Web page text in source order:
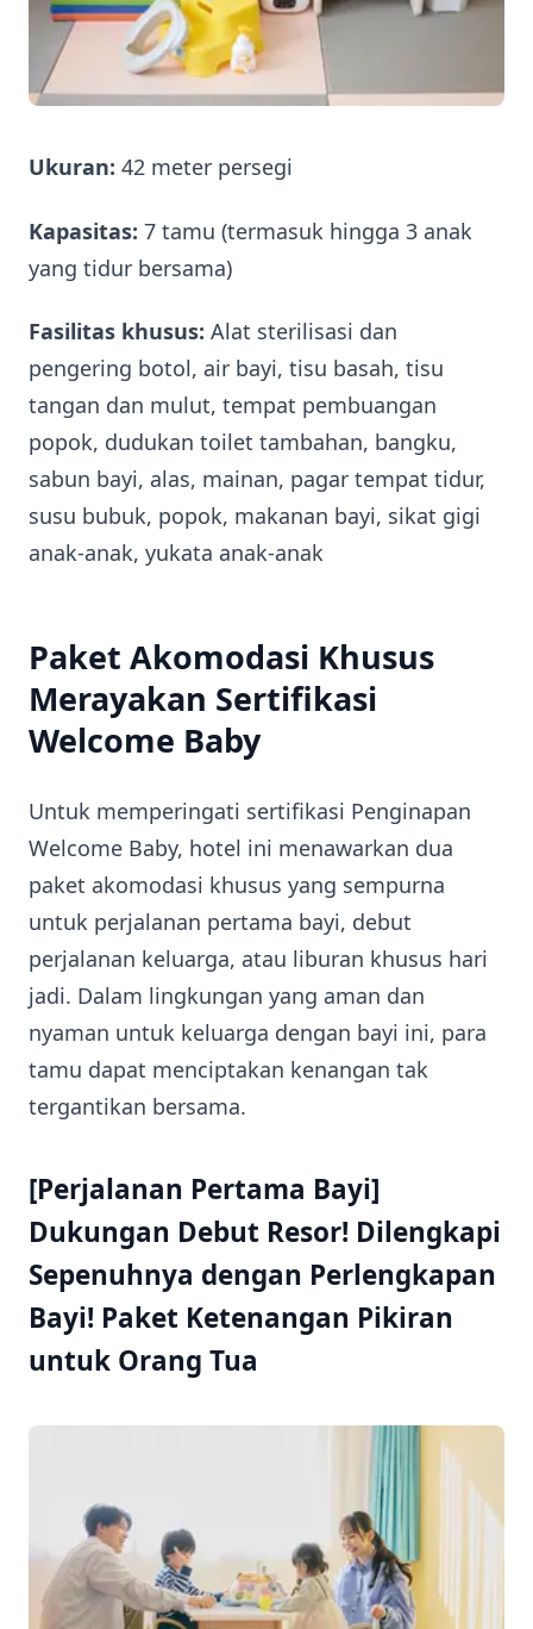
Ukuran: 42 meter persegi
Kapasitas: 7 tamu (termasuk hingga 3 anak
yang tidur bersama)
Fasilitas khusus: Alat sterilisasi dan
pengering botol, air bayi, tisu basah, tisu
tangan dan mulut, tempat pembuangan
popok, dudukan toilet tambahan, bangku,
sabun bayi, alas, mainan, pagar tempat tidur,
susu bubuk, popok, makanan bayi, sikat gigi
anak-anak, yukata anak-anak
Paket Akomodasi Khusus
Merayakan Sertifikasi
Welcome Baby
Untuk memperingati sertifikasi Penginapan
Welcome Baby, hotel ini menawarkan dua
paket akomodasi khusus yang sempurna
untuk perjalanan pertama bayi, debut
perjalanan keluarga, atau liburan khusus hari
jadi. Dalam lingkungan yang aman dan
nyaman untuk keluarga dengan bayi ini, para
tamu dapat menciptakan kenangan tak
tergantikan bersama.
[Perjalanan Pertama Bayi]
Dukungan Debut Resor! Dilengkapi
Sepenuhnya dengan Perlengkapan
Bayi! Paket Ketenangan Pikiran
untuk Orang Tua